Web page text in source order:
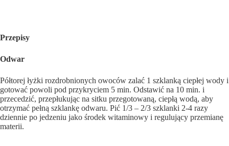
Przepisy
Odwar
Półtorej łyżki rozdrobnionych owoców zalać 1 szklanką ciepłej wody i
gotować powoli pod przykryciem 5 min. Odstawić na 10 min. i
przecedzić, przepłukując na sitku przegotowaną, ciepłą wodą, aby
otrzymać pełną szklankę odwaru. Pić 1/3 – 2/3 szklanki 2-4 razy
dziennie po jedzeniu jako środek witaminowy i regulujący przemianę
materii.